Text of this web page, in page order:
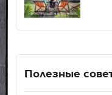
Полезные